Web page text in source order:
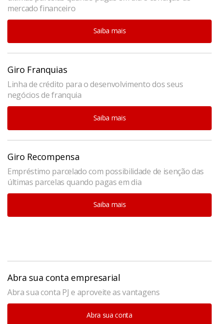
mercado financeiro
Saiba mais
Giro Franquias
Linha de crédito para o desenvolvimento dos seus
negócios de franquia
Saiba mais
Giro Recompensa
Empréstimo parcelado com possibilidade de isenção das
últimas parcelas quando pagas em dia
Saiba mais
Abra sua conta empresarial
Abra sua conta PJ e aproveite as vantagens
Abra sua conta